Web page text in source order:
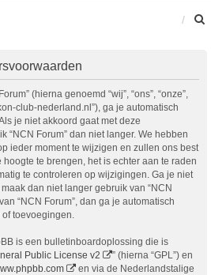
(hierna genoemd “wij”, “ons”, “onze”,
club-nederland.nl”), ga je automatisch
je niet akkoord gaat met deze
“NCN Forum” dan niet langer. We hebben
ieder moment te wijzigen en zullen ons best
te brengen, het is echter aan te raden
te controleren op wijzigingen. Ga je niet
dan niet langer gebruik van “NCN
“NCN Forum”, dan ga je automatisch
toevoegingen.
is een bulletinboardoplossing die is
Public License v2
” (hierna “GPL”) en
en via de Nederlandstalige